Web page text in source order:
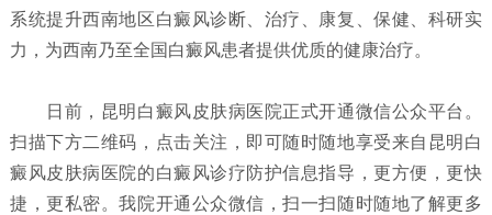
系统提升西南地区白癜风诊断、治疗、康复、保健、科研实
力，为西南乃至全国白癜风患者提供优质的健康治疗。
日前，昆明白癜风皮肤病医院正式开通微信公众平台。
扫描下方二维码，点击关注，即可随时随地享受来自昆明白
癜风皮肤病医院的白癜风诊疗防护信息指导，更方便，更快
捷，更私密。我院开通公众微信，扫一扫随时随地了解更多